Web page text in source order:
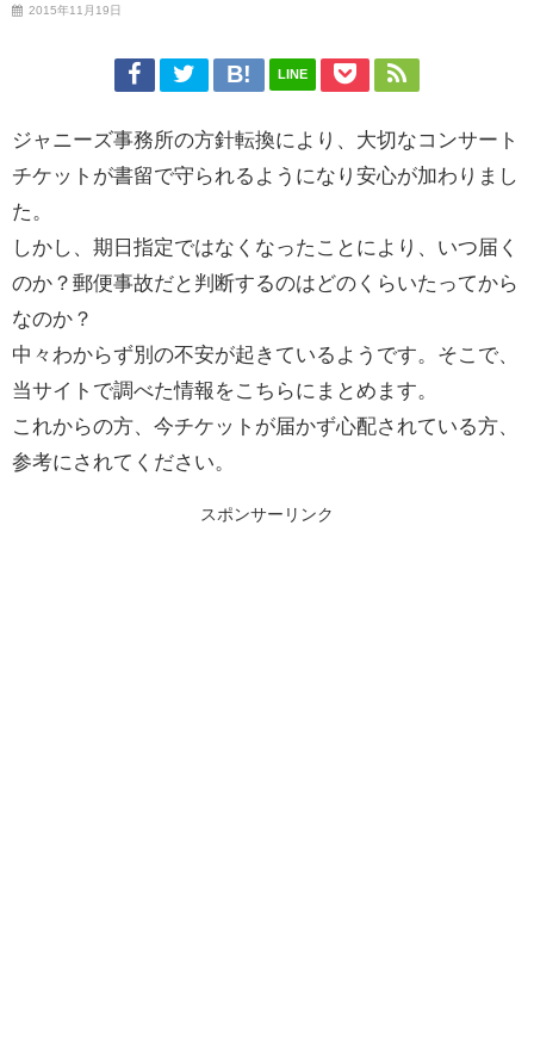
2015年11月19日
LINE
ジャニーズ事務所の方針転換により、大切なコンサート
チケットが書留で守られるようになり安心が加わりまし
た。
しかし、期日指定ではなくなったことにより、いつ届く
のか？郵便事故だと判断するのはどのくらいたってから
なのか？
中々わからず別の不安が起きているようです。そこで、
当サイトで調べた情報をこちらにまとめます。
これからの方、今チケットが届かず心配されている方、
参考にされてください。
スポンサーリンク